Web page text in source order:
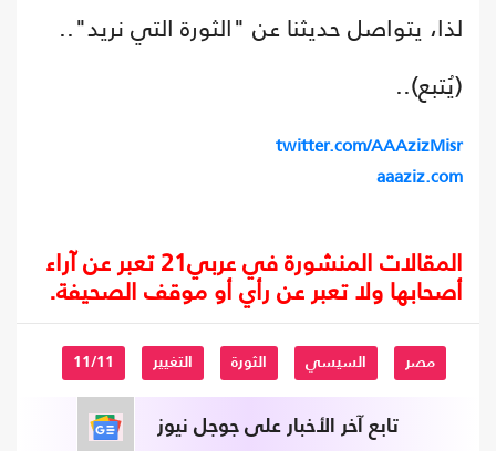
لذا، يتواصل حديثنا عن "الثورة التي نريد"..
(يُتبع)..
twitter.com/AAAzizMisr
aaaziz.com
المقالات المنشورة في عربي21 تعبر عن آراء
أصحابها ولا تعبر عن رأي أو موقف الصحيفة.
مصر السيسي الثورة التغيير 11/11
تابع آخر الأخبار على جوجل نيوز